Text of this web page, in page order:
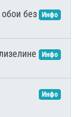
без Инфо
Инфо
Инфо